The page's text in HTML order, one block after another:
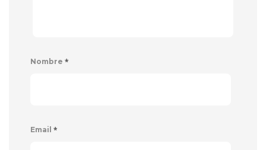
Nombre *
Email *